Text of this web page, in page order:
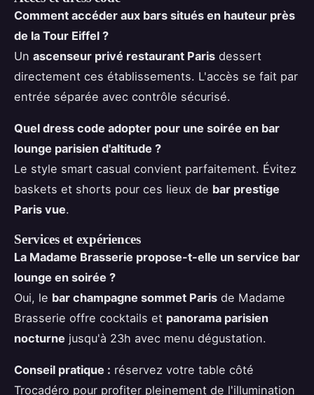
Comment accéder aux bars situés en hauteur près
de la Tour Eiffel ?
Un ascenseur privé restaurant Paris dessert
directement ces établissements. L'accès se fait par
entrée séparée avec contrôle sécurisé.
Quel dress code adopter pour une soirée en bar
lounge parisien d'altitude ?
Le style smart casual convient parfaitement. Évitez
baskets et shorts pour ces lieux de bar prestige
Paris vue.
Services et expériences
La Madame Brasserie propose-t-elle un service bar
lounge en soirée ?
Oui, le bar champagne sommet Paris de Madame
Brasserie offre cocktails et panorama parisien
nocturne jusqu'à 23h avec menu dégustation.
Conseil pratique : réservez votre table côté
Trocadéro pour profiter pleinement de l'illumination